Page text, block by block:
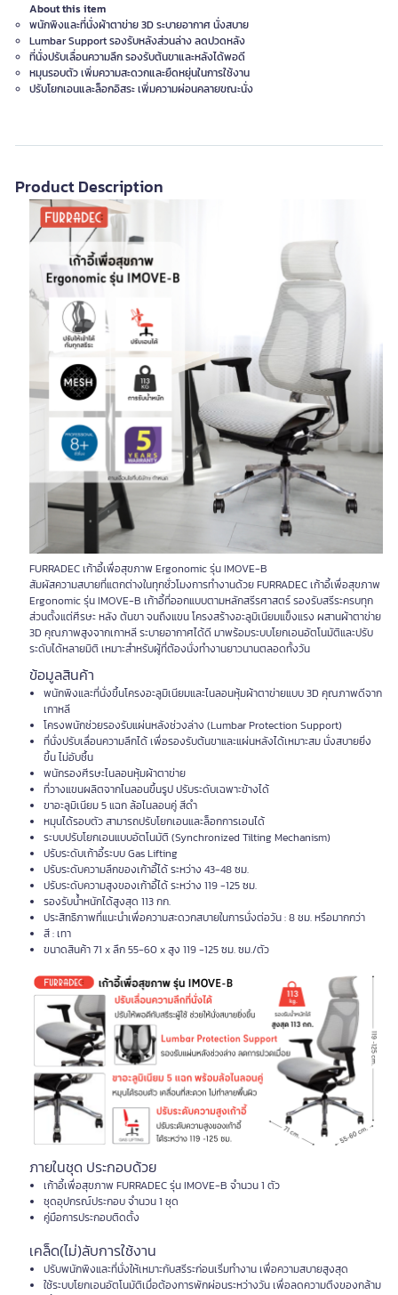
About this item
พนักพิงและที่นั่งผ้าตาข่าย 3D ระบายอากาศ นั่งสบาย
Lumbar Support รองรับหลังส่วนล่าง ลดปวดหลัง
ที่นั่งปรับเลื่อนความลึก รองรับต้นขาและหลังได้พอดี
หมุนรอบตัว เพิ่มความสะดวกและยืดหยุ่นในการใช้งาน
ปรับโยกเอนและล็อกอิสระ เพิ่มความผ่อนคลายขณะนั่ง
Product Description
FURRADEC เก้าอี้เพื่อสุขภาพ Ergonomic รุ่น IMOVE-B
สัมผัสความสบายที่แตกต่างในทุกชั่วโมงการทำงานด้วย FURRADEC เก้าอี้เพื่อสุขภาพ
Ergonomic รุ่น IMOVE-B เก้าอี้ที่ออกแบบตามหลักสรีรศาสตร์ รองรับสรีระครบทุก
ส่วนตั้งแต่ศีรษะ หลัง ต้นขา จนถึงแขน โครงสร้างอะลูมิเนียมแข็งแรง ผสานผ้าตาข่าย
3D คุณภาพสูงจากเกาหลี ระบายอากาศได้ดี มาพร้อมระบบโยกเอนอัตโนมัติและปรับ
ระดับได้หลายมิติ เหมาะสำหรับผู้ที่ต้องนั่งทำงานยาวนานตลอดทั้งวัน
ข้อมูลสินค้า
พนักพิงและที่นั่งขึ้นโครงอะลูมิเนียมและไนลอนหุ้มผ้าตาข่ายแบบ 3D คุณภาพดีจาก
เกาหลี
โครงพนักช่วยรองรับแผ่นหลังช่วงล่าง (Lumbar Protection Support)
ที่นั่งปรับเลื่อนความลึกได้ เพื่อรองรับต้นขาและแผ่นหลังได้เหมาะสม นั่งสบายยิ่ง
ขึ้น ไม่อับชื้น
พนักรองศีรษะไนลอนหุ้มผ้าตาข่าย
ที่วางแขนผลิตจากไนลอนขึ้นรูป ปรับระดับเฉพาะข้างได้
ขาอะลูมิเนียม 5 แฉก ล้อไนลอนคู่ สีดำ
หมุนได้รอบตัว สามารถปรับโยกเอนและล็อกการเอนได้
ระบบปรับโยกเอนแบบอัตโนมัติ (Synchronized Tilting Mechanism)
ปรับระดับเก้าอี้ระบบ Gas Lifting
ปรับระดับความลึกของเก้าอี้ได้ ระหว่าง 43-48 ซม.
ปรับระดับความสูงของเก้าอี้ได้ ระหว่าง 119 -125 ซม.
รองรับน้ำหนักได้สูงสุด 113 กก.
ประสิทธิภาพที่แนะนำเพื่อความสะดวกสบายในการนั่งต่อวัน : 8 ชม. หรือมากกว่า
สี : เทา
ขนาดสินค้า 71 x ลึก 55-60 x สูง 119 -125 ซม. ซม./ตัว
ภายในชุด ประกอบด้วย
เก้าอี้เพื่อสุขภาพ FURRADEC รุ่น IMOVE-B จำนวน 1 ตัว
ชุดอุปกรณ์ประกอบ จำนวน 1 ชุด
คู่มือการประกอบติดตั้ง
เคล็ด(ไม่)ลับการใช้งาน
ปรับพนักพิงและที่นั่งให้เหมาะกับสรีระก่อนเริ่มทำงาน เพื่อความสบายสูงสุด
ใช้ระบบโยกเอนอัตโนมัติเมื่อต้องการพักผ่อนระหว่างวัน เพื่อลดความตึงของกล้าม